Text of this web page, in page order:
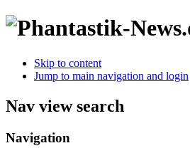
Skip to content
Jump to main navigation and login
Nav view search
Navigation